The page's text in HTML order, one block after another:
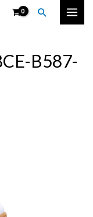
Пошук
Main
B587-